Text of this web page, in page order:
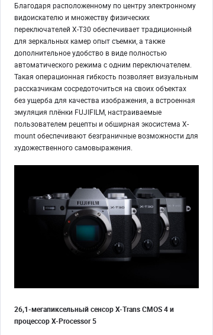
Благодаря расположенному по центру электронному
видоискателю и множеству физических
переключателей X-T30 обеспечивает традиционный
для зеркальных камер опыт съемки, а также
дополнительное удобство в виде полностью
автоматического режима с одним переключателем.
Такая операционная гибкость позволяет визуальным
рассказчикам сосредоточиться на своих объектах
без ущерба для качества изображения, а встроенная
эмуляция плёнки FUJIFILM, настраиваемые
пользователем рецепты и обширная экосистема X-
mount обеспечивают безграничные возможности для
художественного самовыражения.
26,1-мегапиксельный сенсор X-Trans CMOS 4 и
процессор X-Processor 5